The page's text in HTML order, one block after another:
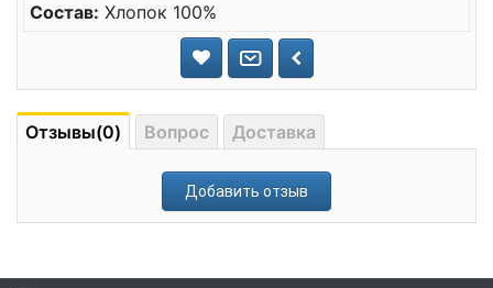
Состав: Хлопок 100%
Отзывы(0) Вопрос Доставка
Добавить отзыв